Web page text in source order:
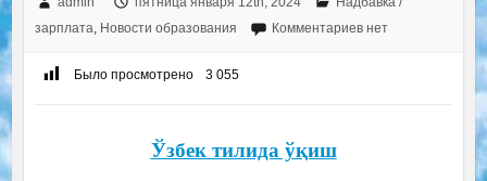
зарплата, Новости образования Комментариев нет
Было просмотрено 3 055
Ўзбек тилида ўқиш